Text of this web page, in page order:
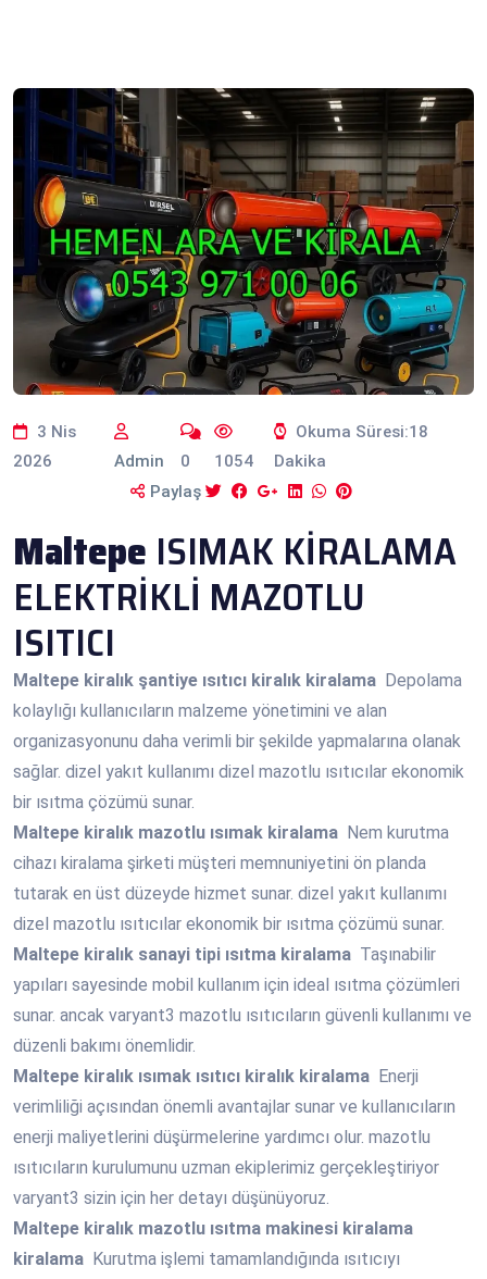
3 Nis
2026
Admin 0 1054
Okuma Süresi:18
Dakika
Paylaş
Maltepe ISIMAK KİRALAMA
ELEKTRİKLİ MAZOTLU
ISITICI
Maltepe kiralık şantiye ısıtıcı kiralık kiralama Depolama
kolaylığı kullanıcıların malzeme yönetimini ve alan
organizasyonunu daha verimli bir şekilde yapmalarına olanak
sağlar. dizel yakıt kullanımı dizel mazotlu ısıtıcılar ekonomik
bir ısıtma çözümü sunar.
Maltepe kiralık mazotlu ısımak kiralama Nem kurutma
cihazı kiralama şirketi müşteri memnuniyetini ön planda
tutarak en üst düzeyde hizmet sunar. dizel yakıt kullanımı
dizel mazotlu ısıtıcılar ekonomik bir ısıtma çözümü sunar.
Maltepe kiralık sanayi tipi ısıtma kiralama Taşınabilir
yapıları sayesinde mobil kullanım için ideal ısıtma çözümleri
sunar. ancak varyant3 mazotlu ısıtıcıların güvenli kullanımı ve
düzenli bakımı önemlidir.
Maltepe kiralık ısımak ısıtıcı kiralık kiralama Enerji
verimliliği açısından önemli avantajlar sunar ve kullanıcıların
enerji maliyetlerini düşürmelerine yardımcı olur. mazotlu
ısıtıcıların kurulumunu uzman ekiplerimiz gerçekleştiriyor
varyant3 sizin için her detayı düşünüyoruz.
Maltepe kiralık mazotlu ısıtma makinesi kiralama
kiralama Kurutma işlemi tamamlandığında ısıtıcıyı